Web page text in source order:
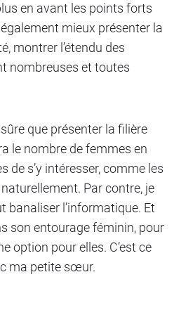
en avant les points forts
mieux présenter la
montrer l’étendu des
nombreuses et toutes
que présenter la filière
le nombre de femmes en
de s’y intéresser, comme les
Par contre, je
banaliser l’informatique. Et
son entourage féminin, pour
option pour elles. C’est ce
ma petite sœur.